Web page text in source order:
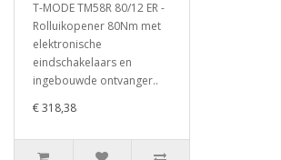
T-MODE TM58R 80/12 ER -
Rolluikopener 80Nm met
elektronische
eindschakelaars en
ingebouwde ontvanger..
€ 318,38